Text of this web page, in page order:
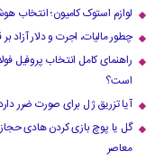
لوازم استوک کامیون؛ انتخاب
چطور مالیات، اجرت و دلار آزاد بر قیمت طلای ۲۴
راهنمای کامل انتخاب پروفیل
است؟
آیا تزریق ژل برای صورت ضرر
گل یا پوچ بازی کردن هادی
معاصر